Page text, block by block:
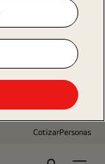
CotizarPersonas